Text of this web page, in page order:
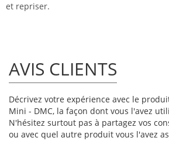
et repriser.
AVIS CLIENTS
Décrivez votre expérience avec le
Mini - DMC, la façon dont vous l'avez
N'hésitez surtout pas à partagez vos
ou avec quel autre produit vous l'avez